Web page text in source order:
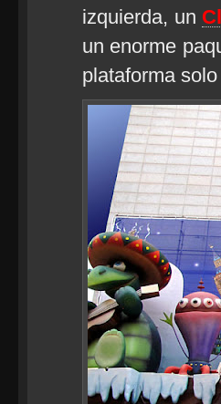
izquierda, un
un enorme
plataforma